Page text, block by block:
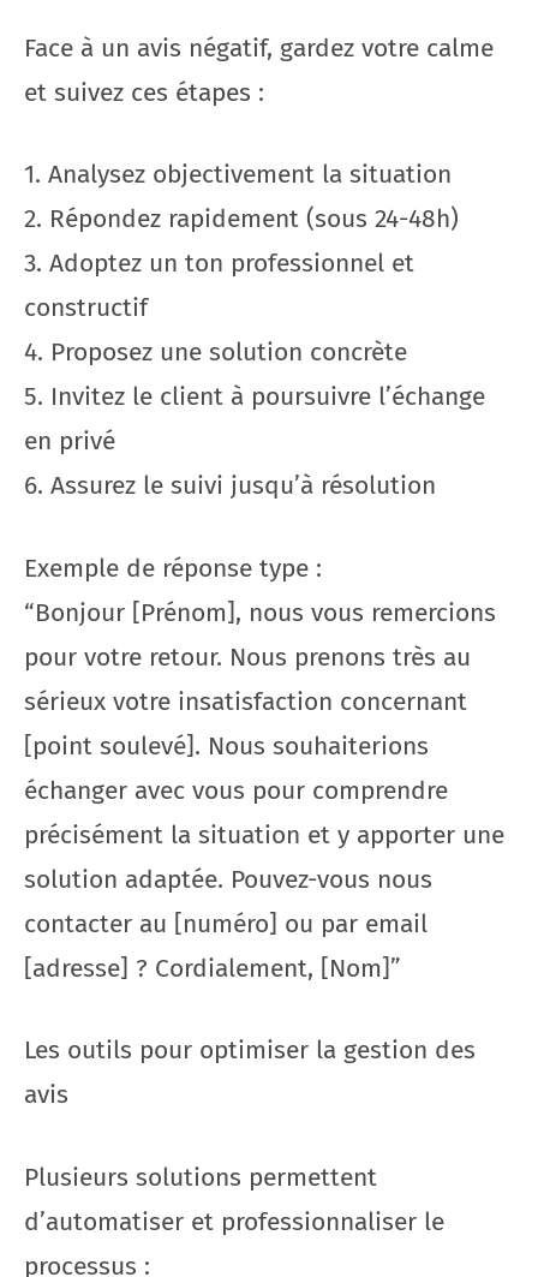
Face à un avis négatif, gardez votre calme
et suivez ces étapes :
1. Analysez objectivement la situation
2. Répondez rapidement (sous 24-48h)
3. Adoptez un ton professionnel et
constructif
4. Proposez une solution concrète
5. Invitez le client à poursuivre l’échange
en privé
6. Assurez le suivi jusqu’à résolution
Exemple de réponse type :
“Bonjour [Prénom], nous vous remercions
pour votre retour. Nous prenons très au
sérieux votre insatisfaction concernant
[point soulevé]. Nous souhaiterions
échanger avec vous pour comprendre
précisément la situation et y apporter une
solution adaptée. Pouvez-vous nous
contacter au [numéro] ou par email
[adresse] ? Cordialement, [Nom]”
Les outils pour optimiser la gestion des
avis
Plusieurs solutions permettent
d’automatiser et professionnaliser le
processus :